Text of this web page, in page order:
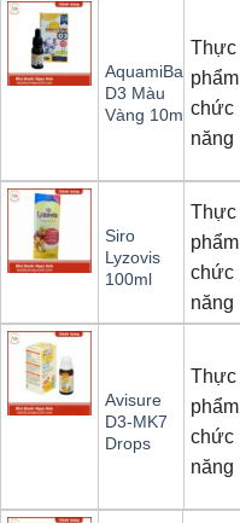
AquamiBaby
D3 Màu
Vàng 10ml
Thực
phẩm
chức
năng
Siro
Lyzovis
100ml
Thực
phẩm
chức
năng
Avisure
D3-MK7
Drops
Thực
phẩm
chức
năng